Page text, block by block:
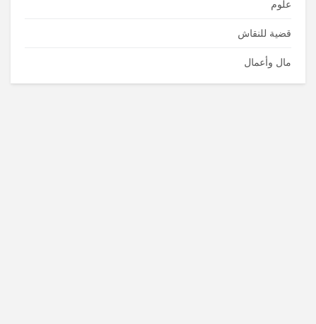
علوم
قضية للنقاش
مال وأعمال